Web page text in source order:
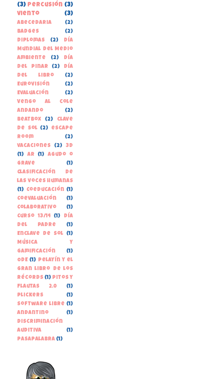
(3) percusión (3)
viento
(3)
Abecedaria
(2)
Badges
(2)
Diplomas
(2)
Día
Mundial del Medio
Ambiente
(2)
Día
del Pinar
(2)
Día
del libro
(2)
Eurovisión
(2)
Evaluación
(2)
Vengo al cole
andando
(2)
beatbox
(2)
clave
de sol (2)
escape
room
(2)
vacaciones
(2)
3D
(1)
AR (1)
Agudo o
grave
(1)
Clasificación de
las voces humanas
(1) Coeducación (1)
Coevaluación
(1)
Colaborativo
(1)
Curso 13/14
(1)
Día
del Padre
(1)
Enclave de Sol
(1)
Música y
gamificación
(1)
ODE (1)
Pelayín y el
gran libro de los
récords (1) Pitos y
Flautas 2.0
(1)
Plickers
(1)
Software libre (1)
andantino
(1)
discriminación
auditiva
(1)
pasapalabra (1)